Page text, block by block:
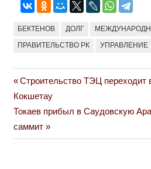
БЕКТЕНОВ ДОЛГ
ПРАВИТЕЛЬСТВО РК УПРАВЛЕНИЕ
Навигация
по
записям
Previous
Post:
Строительство ТЭЦ переходит
Кокшетау
Next
Post:
Токаев прибыл в Саудовскую
саммит